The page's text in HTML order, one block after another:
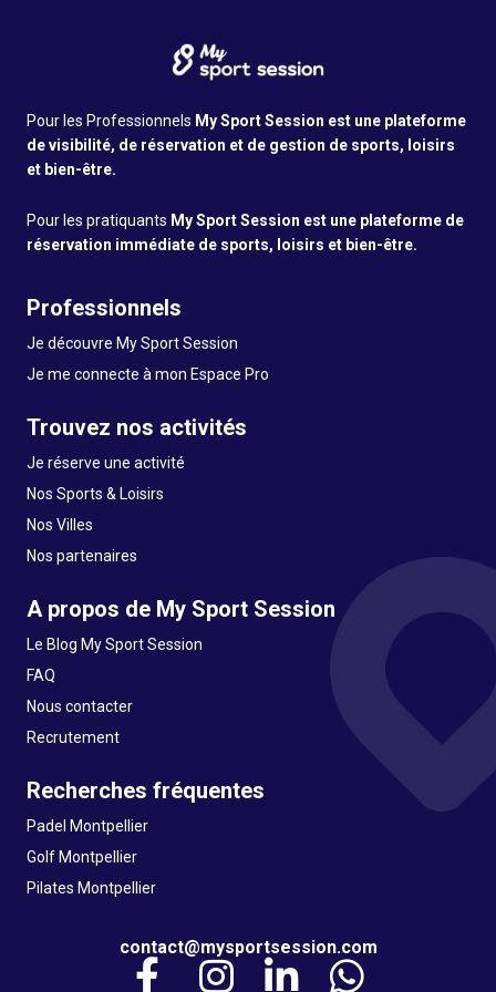
Pour les Professionnels My Sport Session est une plateforme
de visibilité, de réservation et de gestion de sports, loisirs
et bien-être.
Pour les pratiquants My Sport Session est une plateforme de
réservation immédiate de sports, loisirs et bien-être.
Professionnels
Je découvre My Sport Session
Je me connecte à mon Espace Pro
Trouvez nos activités
Je réserve une activité
Nos Sports & Loisirs
Nos Villes
Nos partenaires
A propos de My Sport Session
Le Blog My Sport Session
FAQ
Nous contacter
Recrutement
Recherches fréquentes
Padel Montpellier
Golf Montpellier
Pilates Montpellier
contact@mysportsession.com